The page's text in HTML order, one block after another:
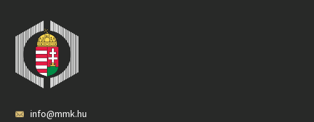
info@mmk.hu